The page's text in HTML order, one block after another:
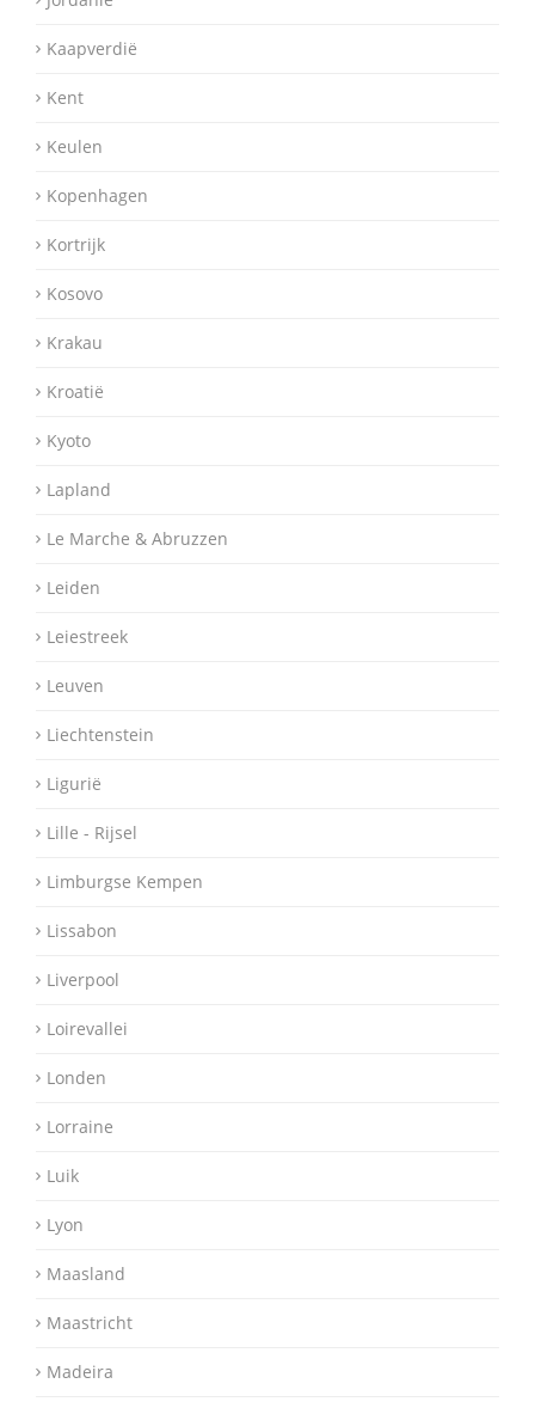
Kaapverdië
Kent
Keulen
Kopenhagen
Kortrijk
Kosovo
Krakau
Kroatië
Kyoto
Lapland
Le Marche & Abruzzen
Leiden
Leiestreek
Leuven
Liechtenstein
Ligurië
Lille - Rijsel
Limburgse Kempen
Lissabon
Liverpool
Loirevallei
Londen
Lorraine
Luik
Lyon
Maasland
Maastricht
Madeira